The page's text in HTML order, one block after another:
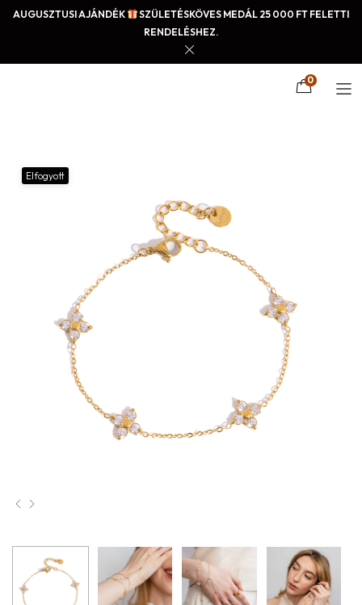
AUGUSZTUSI AJÁNDÉK
SZÜLETÉSKÖVES MEDÁL 25 000 FT FELETTI
RENDELÉSHEZ.
0
Elfogyott